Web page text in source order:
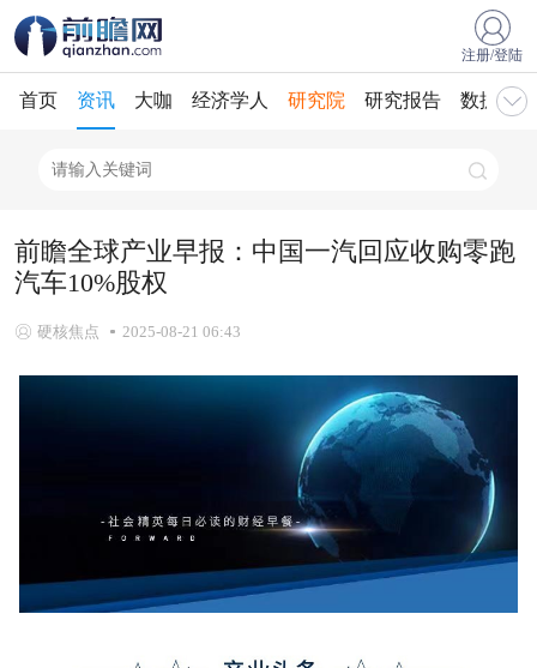
注册/登陆
首页 资讯 大咖 经济学人 研究院 研究报告 数据库
前瞻全球产业早报：中国一汽回应收购零跑
汽车10%股权
硬核焦点 2025-08-21 06:43